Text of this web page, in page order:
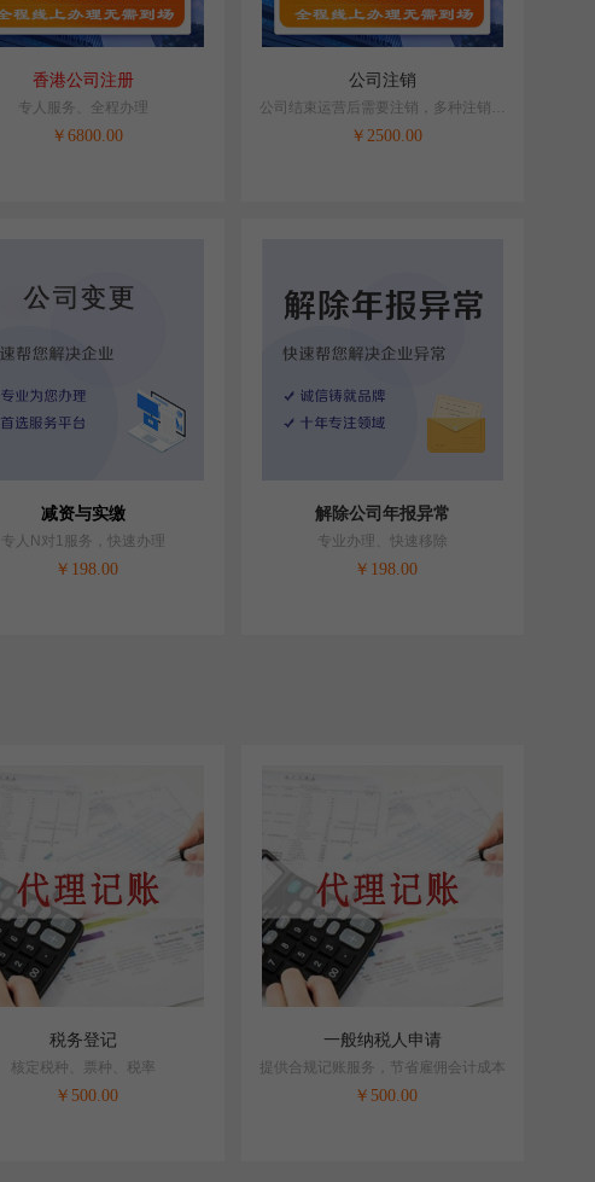
香港公司注册
专人服务、全程办理
￥ 6800.00
公司注销
公司结束运营后需要注销，多种注销业
务专人办理，解决企业难题！
￥ 2500.00
减资与实缴
专人N对1服务，快速办理
￥ 198.00
解除公司年报异常
专业办理、快速移除
￥ 198.00
税务登记
核定税种、票种、税率
￥ 500.00
一般纳税人申请
提供合规记账服务，节省雇佣会计成本
￥ 500.00